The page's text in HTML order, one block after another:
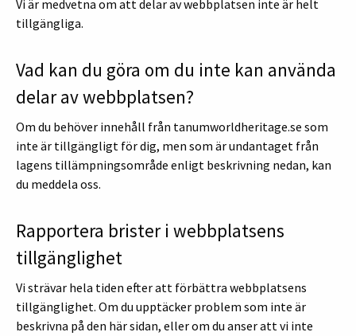
Vi är medvetna om att delar av webbplatsen inte är helt
tillgängliga.
Vad kan du göra om du inte kan använda
delar av webbplatsen?
Om du behöver innehåll från tanumworldheritage.se som
inte är tillgängligt för dig, men som är undantaget från
lagens tillämpningsområde enligt beskrivning nedan, kan
du meddela oss.
Rapportera brister i webbplatsens
tillgänglighet
Vi strävar hela tiden efter att förbättra webbplatsens
tillgänglighet. Om du upptäcker problem som inte är
beskrivna på den här sidan, eller om du anser att vi inte